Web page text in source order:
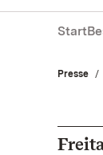
Start
Presse